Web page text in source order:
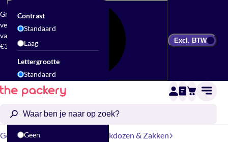
Gratis
verzending
vanaf
€300
Contrast
Standaard
Laag
Lettergrootte
Standaard
Groot
Geen
Excl. BTW
Geschenkverpakking
Geschenkdozen & Zakken